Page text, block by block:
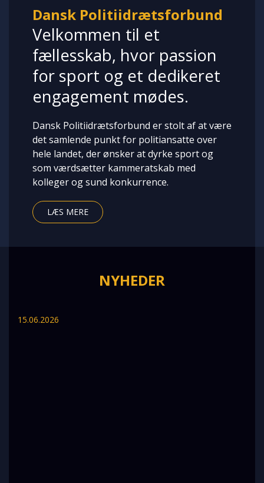
Dansk Politiidrætsforbund
Velkommen til et
fællesskab, hvor passion
for sport og et dedikeret
engagement mødes.
Dansk Politiidrætsforbund er stolt af at være
det samlende punkt for politiansatte over
hele landet, der ønsker at dyrke sport og
som værdsætter kammeratskab med
kolleger og sund konkurrence.
LÆS MERE
NYHEDER
15.06.2026